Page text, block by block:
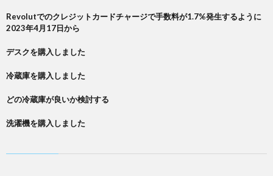
Revolutでのクレジットカードチャージで手数料が1.7%発生するように
2023年4月17日から
デスクを購入しました
冷蔵庫を購入しました
どの冷蔵庫が良いか検討する
洗濯機を購入しました